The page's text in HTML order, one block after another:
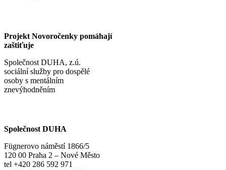
Projekt Novoročenky pomáhají
zaštiťuje
Společnost DUHA, z.ú.
sociální služby pro dospělé
osoby s mentálním
znevýhodněním
Společnost DUHA
Fügnerovo náměstí 1866/5
120 00 Praha 2 – Nové Město
tel +420 286 592 971